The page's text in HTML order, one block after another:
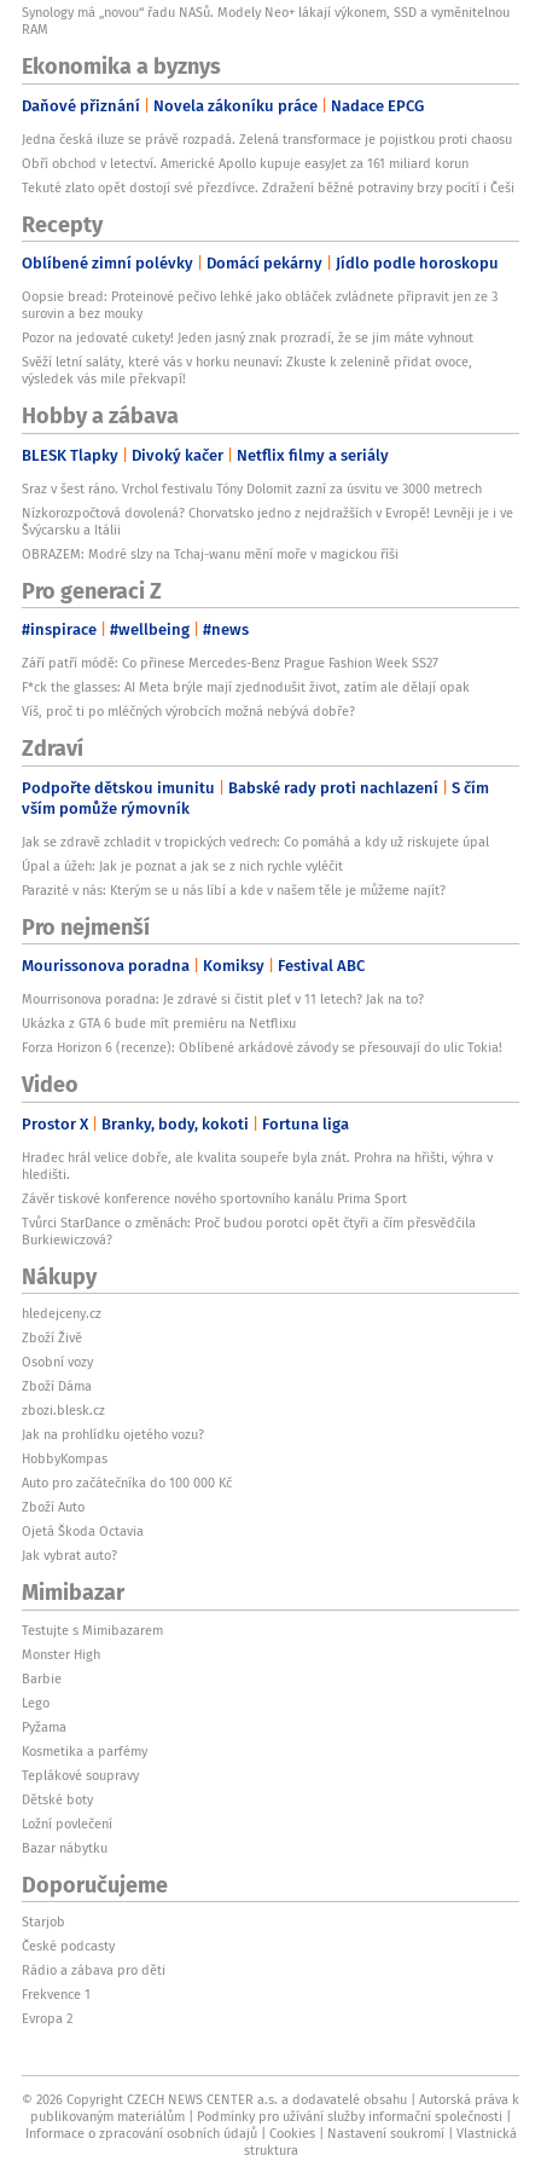
Po použití:
Nechte papír vychladnout
Čistý papír kompostujte
Papír s mastnými zbytky do směsného odpadu
Skladování:
Uchovávejte v suchu
Chraňte před vlhkostí
Používejte podle potřeby
Balení
Položka
Informace
Obsah
1 role pečícího papíru
Rozměry
33 cm x 19,8 m
Výrobce
If you care
Balení
Krabička z recyklovaného papíru
Certifikace
TCF, FSC
❓ FAQ - Často kladené otázky
Co znamená TCF certifikát?TCF znamená Totally Chlorine Free - zcela
bez chloru. Papír není bělen žádnými chlorovými sloučeninami.
Do jaké teploty je papír odolný?Papír je vhodný pro pečení do 220°C,
což pokryje většinu domácích receptů.
Je papír nepřilnavý?Ano, papír má nepřilnavý povrch, takže pečivo se
snadno odlepí bez použití tuku.
Jsou běžné pečící papíry nebezpečné?Bělené pečící papíry mohou
uvolňovat zbytky chloru a dioxinů, zejména při vysokých teplotách.
Je papír kompostovatelný?Ano, papír je biologicky rozložitelný a
můžete ho kompostovat.
Jaké jsou rozměry role?Role má šíři 33 cm a délku 19,8 m.
Je obal ekologický?Ano, papír je balen v krabičce z recyklovaného
papíru.
Je papír zero waste?Ano, papír je kompostovatelný a balen v
ekologickém obalu. Nulový plastový odpad.
Ovlivňuje nebělený papír chuť pečiva?Ne, nebělený papír neovlivňuje
chuť ani vůni pečiva.
Musím papír mazat tukem?Ne, papír má nepřilnavý povrch, takže
mazání tukem není nutné.
Hodí se papír na pizzu?Ano, papír je ideální pro pečení pizzy do
220°C.
použít i vícekrát. Mastný papír doporučujeme vyměnit.
Jak skladovat papír?Skladujte v suchu v originálním obalu
chráněném před vlhkostí.
dioxinů, rychleji se rozkládá, bezpečné kompostování, s TCF a FSC
certifikáty.
Kde papír kompostovat?Čistý nebo lehce mastný papír můžete
kompostovat v domácím kompostu.
Je papír dražší než běžný?Pořizovací cena může být mírně vyšší, ale
získáváte prémiový ekologický produkt bez toxinů.
Synology má „novou“ řadu NASů. Modely Neo+ lákají výkonem, SSD a vyměnitelnou
RAM
Ekonomika a byznys
Daňové přiznání Novela zákoníku práce Nadace EPCG
Jedna česká iluze se právě rozpadá. Zelená transformace je pojistkou proti chaosu
Obří obchod v letectví. Americké Apollo kupuje easyJet za 161 miliard korun
Tekuté zlato opět dostojí své přezdívce. Zdražení běžné potraviny brzy pocítí i Češi
Recepty
Oblíbené zimní polévky Domácí pekárny Jídlo podle horoskopu
Oopsie bread: Proteinové pečivo lehké jako obláček zvládnete připravit jen ze 3
surovin a bez mouky
Pozor na jedovaté cukety! Jeden jasný znak prozradí, že se jim máte vyhnout
Svěží letní saláty, které vás v horku neunaví: Zkuste k zelenině přidat ovoce,
výsledek vás mile překvapí!
Hobby a zábava
BLESK Tlapky Divoký kačer Netflix filmy a seriály
Sraz v šest ráno. Vrchol festivalu Tóny Dolomit zazní za úsvitu ve 3000 metrech
Nízkorozpočtová dovolená? Chorvatsko jedno z nejdražších v Evropě! Levněji je i ve
Švýcarsku a Itálii
OBRAZEM: Modré slzy na Tchaj-wanu mění moře v magickou říši
Pro generaci Z
#inspirace #wellbeing #news
Září patří módě: Co přinese Mercedes-Benz Prague Fashion Week SS27
F*ck the glasses: AI Meta brýle mají zjednodušit život, zatím ale dělají opak
Víš, proč ti po mléčných výrobcích možná nebývá dobře?
Zdraví
Podpořte dětskou imunitu Babské rady proti nachlazení S čím
vším pomůže rýmovník
Jak se zdravě zchladit v tropických vedrech: Co pomáhá a kdy už riskujete úpal
Úpal a úžeh: Jak je poznat a jak se z nich rychle vyléčit
Parazité v nás: Kterým se u nás líbí a kde v našem těle je můžeme najít?
Pro nejmenší
Mourissonova poradna Komiksy Festival ABC
Mourrisonova poradna: Je zdravé si čistit pleť v 11 letech? Jak na to?
Ukázka z GTA 6 bude mít premiéru na Netflixu
Forza Horizon 6 (recenze): Oblíbené arkádové závody se přesouvají do ulic Tokia!
Video
Prostor X Branky, body, kokoti Fortuna liga
Hradec hrál velice dobře, ale kvalita soupeře byla znát. Prohra na hřišti, výhra v
hledišti.
Závěr tiskové konference nového sportovního kanálu Prima Sport
Tvůrci StarDance o změnách: Proč budou porotci opět čtyři a čím přesvědčila
Burkiewiczová?
Nákupy
hledejceny.cz
Zboží Živě
Osobní vozy
Zboží Dáma
zbozi.blesk.cz
Jak na prohlídku ojetého vozu?
HobbyKompas
Auto pro začátečníka do 100 000 Kč
Zboží Auto
Ojetá Škoda Octavia
Jak vybrat auto?
Mimibazar
Testujte s Mimibazarem
Monster High
Barbie
Lego
Pyžama
Kosmetika a parfémy
Teplákové soupravy
Dětské boty
Ložní povlečení
Bazar nábytku
Doporučujeme
Starjob
České podcasty
Rádio a zábava pro děti
Frekvence 1
Evropa 2
© 2026 Copyright CZECH NEWS CENTER a.s. a dodavatelé obsahu
Autorská práva k
publikovaným materiálům
Podmínky pro užívání služby informační společnosti
Informace o zpracování osobních údajů
Cookies Nastavení soukromí
Vlastnická
struktura